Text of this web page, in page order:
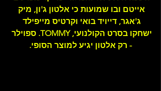
אייטם ובו שמועות כי אלטון ג'ון, מיק
ג'אגר, דייויד בואי וקרטיס מייפילד
ישחקו בסרט הקולנועי, TOMMY. ספוילר
- רק אלטון יגיע למוצר הסופי.